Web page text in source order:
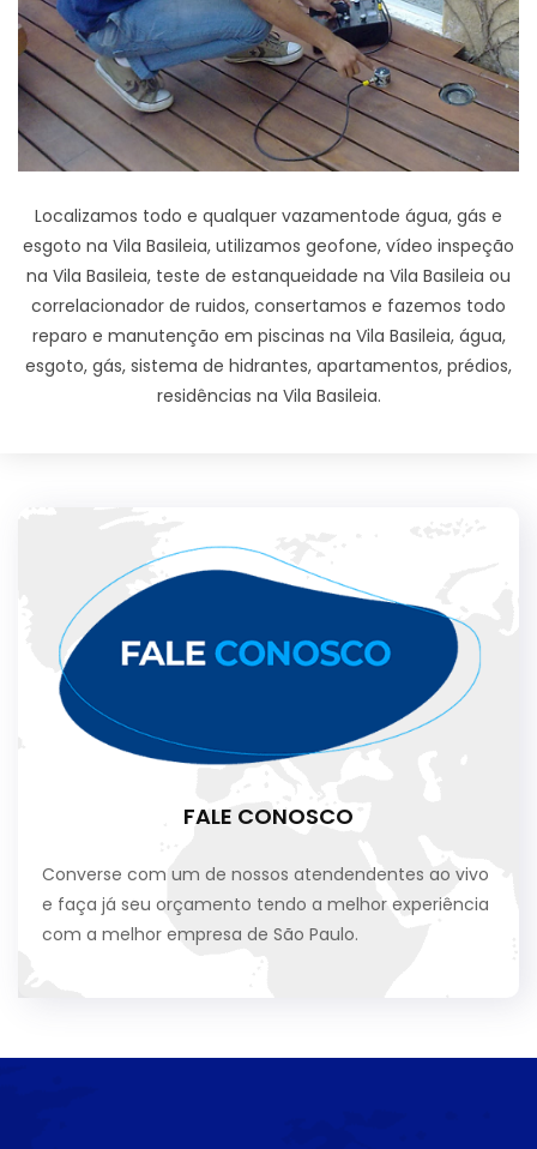
Localizamos todo e qualquer vazamentode água, gás e
esgoto na Vila Basileia, utilizamos geofone, vídeo inspeção
na Vila Basileia, teste de estanqueidade na Vila Basileia ou
correlacionador de ruidos, consertamos e fazemos todo
reparo e manutenção em piscinas na Vila Basileia, água,
esgoto, gás, sistema de hidrantes, apartamentos, prédios,
residências na Vila Basileia.
FALE CONOSCO
Converse com um de nossos atendendentes ao vivo
e faça já seu orçamento tendo a melhor experiência
com a melhor empresa de São Paulo.